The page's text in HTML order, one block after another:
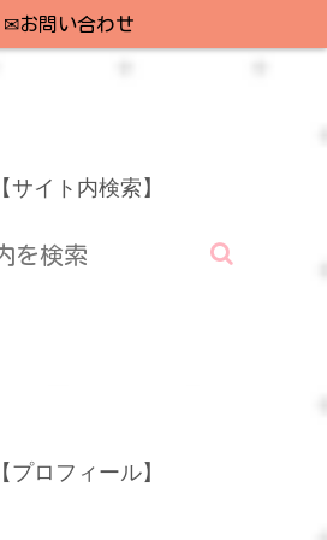
✉お問い合わせ
【サイト内検索】
【プロフィール】